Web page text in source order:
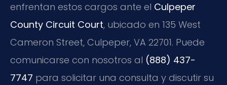
enfrentan estos cargos ante el Culpeper
County Circuit Court, ubicado en 135 West
Cameron Street, Culpeper, VA 22701. Puede
comunicarse con nosotros al (888) 437-
7747 para solicitar una consulta y discutir su